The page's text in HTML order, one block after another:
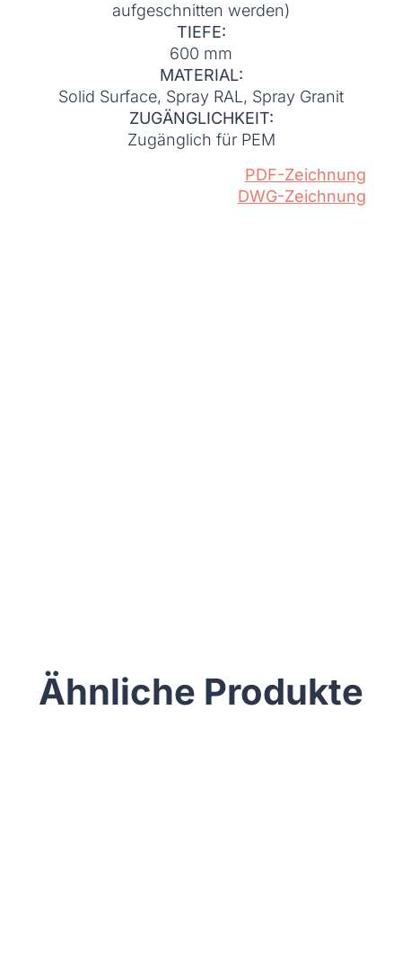
aufgeschnitten werden)
TIEFE:
600 mm
MATERIAL:
Solid Surface, Spray RAL, Spray Granit
ZUGÄNGLICHKEIT:
Zugänglich für PEM
PDF-Zeichnung
DWG-Zeichnung
Ähnliche Produkte